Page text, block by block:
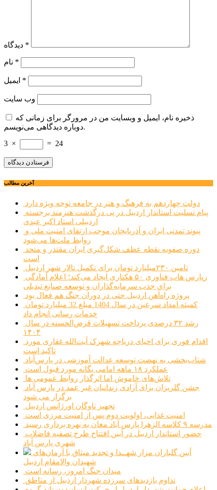
*
*
*
وب‌ سایت
ذخیره نام، ایمیل و وبسایت من در مرورگر برای زمانی که
دوباره دیدگاهی می‌نویسم.
3 × = 24
آخرین مطالب
دولت چهاردهم به فرهنگ و هنر در جامعه توجه ویژه دارد
اردبیلی استاد اکبر عبدی
روابط ملت‌ها می‌شود
است
تامین ۲۳۰میلیارد تومان برای تکمیل تالار شهر اردبیل
برای جذب سرمایه‌گذاران و توسعه صنایع تبدیلی
پروژه راه‌آهن اردبیل حتی در دوران جنگ هم فعال بود
خدمات رسانی انجام داد
۱۴۰۴
تاکید است
شتاب‌بخشی به نهضت توسعه عدالت آموزشی در پارس‌آباد
عملکرد ۱۸ ماهه امامی یگانه مورد قبول است
تلاش‌های خاموش اما اثرگذار روابط عمومی ها
برگزار می شود
تجهیز ناوگان اورژانس اردبیل
امنیت غذایی، اولویت دوم پس از امنیت مرزی است
مدرسه ۹ کلاسه الزهرا پارس آباد مغان به بهره برداری رسید
شهری پارس آباد
شهیدان والامقام اردبیل
میدان جنگ امروز، رسانه است
تداوم بازدیدهای سرزده شهردار اردبیل از مناطق